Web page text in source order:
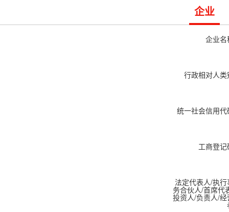
企业
企业名
行政相对人类
统一社会信用代
工商登记
法定代表人/执行
务合伙人/首席代
投资人/负责人/经